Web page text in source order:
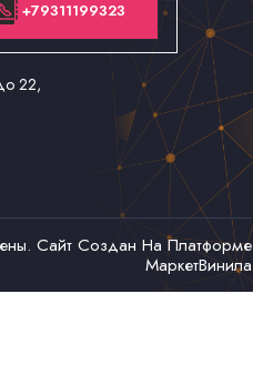
+79311199323
22,
Сайт Создан На Платформе
МаркетВинила